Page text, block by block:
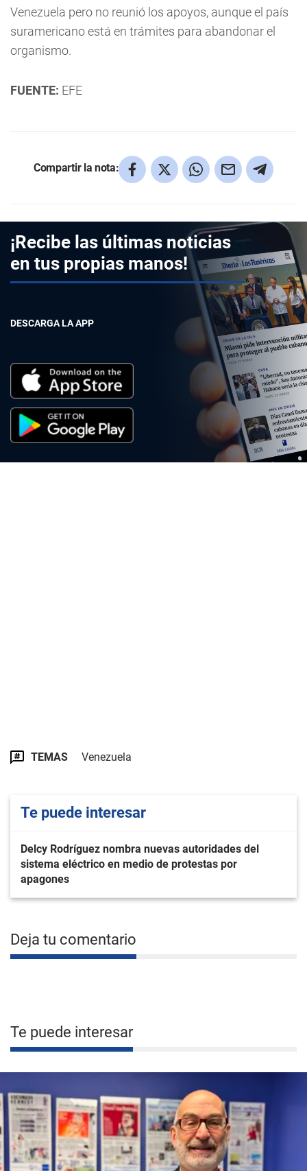
Venezuela pero no reunió los apoyos, aunque el país
suramericano está en trámites para abandonar el
organismo.
FUENTE: EFE
Compartir la nota:
¡Recibe las últimas noticias
en tus propias manos!
DESCARGA LA APP
TEMAS Venezuela
Te puede interesar
Delcy Rodríguez nombra nuevas autoridades del
sistema eléctrico en medio de protestas por
apagones
Deja tu comentario
Te puede interesar